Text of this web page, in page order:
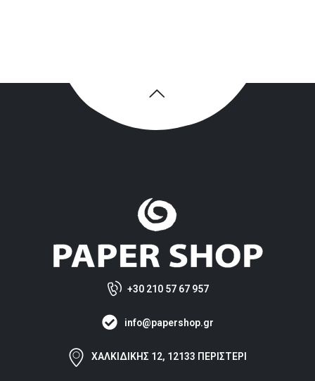
+30 210 57 67 957
info@papershop.gr
ΧΑΛΚΙΔΙΚΗΣ 12, 12133 ΠΕΡΙΣΤΕΡΙ